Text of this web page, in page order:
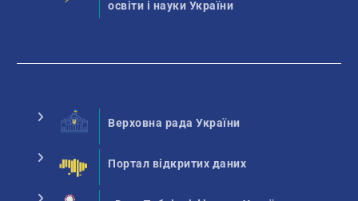
освіти і науки України
Верховна рада України
Портал відкритих даних